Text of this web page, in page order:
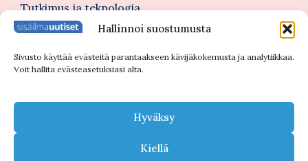
Hallinnoi suostumusta
Sivusto käyttää evästeitä parantaakseen kävijäkokemusta ja analytiikkaa.
Voit hallita evästeasetuksiasi alta.
Hyväksy
Kiellä
Tutkimus ja teknologia
Tutustu myös